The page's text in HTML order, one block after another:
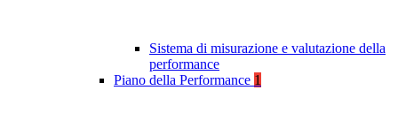
Sistema di misurazione e valutazione della
performance
Piano della Performance 1